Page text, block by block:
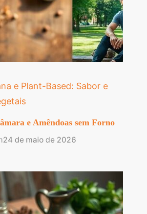
e Plant-Based: Sabor e
e Amêndoas sem Forno
24 de maio de 2026